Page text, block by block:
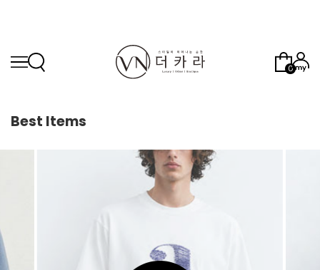
0
Best Items